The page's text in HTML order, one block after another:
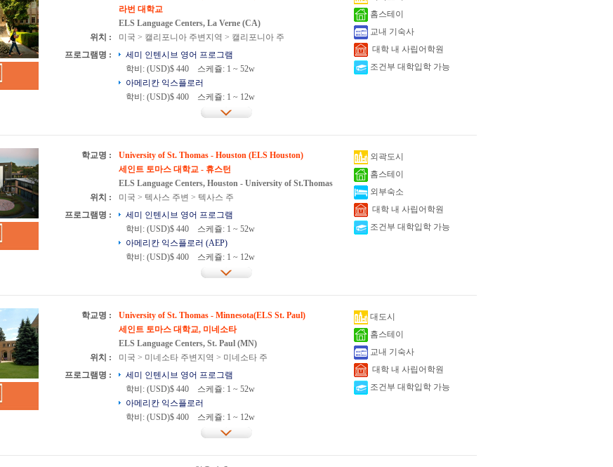
라번 대학교
ELS Language Centers, La Verne (CA)
위치 :
미국 > 캘리포니아 주변지역 > 캘리포니아 주
프로그램명 :
세미 인텐시브 영어 프로그램
학비: (USD)$ 440
스케쥴: 1 ~ 52w
아메리칸 익스플로러
학비: (USD)$ 400
스케쥴: 1 ~ 12w
홈스테이
교내 기숙사
대학 내 사립어학원
조건부 대학입학 가능
학교명 :
University of St. Thomas - Houston (ELS Houston)
세인트 토마스 대학교 - 휴스턴
ELS Language Centers, Houston - University of St.Thomas
위치 :
미국 > 텍사스 주변 > 텍사스 주
프로그램명 :
세미 인텐시브 영어 프로그램
학비: (USD)$ 440
스케쥴: 1 ~ 52w
아메리칸 익스플로러 (AEP)
학비: (USD)$ 400
스케쥴: 1 ~ 12w
외곽도시
홈스테이
외부숙소
대학 내 사립어학원
조건부 대학입학 가능
학교명 :
University of St. Thomas - Minnesota(ELS St. Paul)
세인트 토마스 대학교, 미네소타
ELS Language Centers, St. Paul (MN)
위치 :
미국 > 미네소타 주변지역 > 미네소타 주
프로그램명 :
세미 인텐시브 영어 프로그램
학비: (USD)$ 440
스케쥴: 1 ~ 52w
아메리칸 익스플로러
학비: (USD)$ 400
스케쥴: 1 ~ 12w
대도시
홈스테이
교내 기숙사
대학 내 사립어학원
조건부 대학입학 가능